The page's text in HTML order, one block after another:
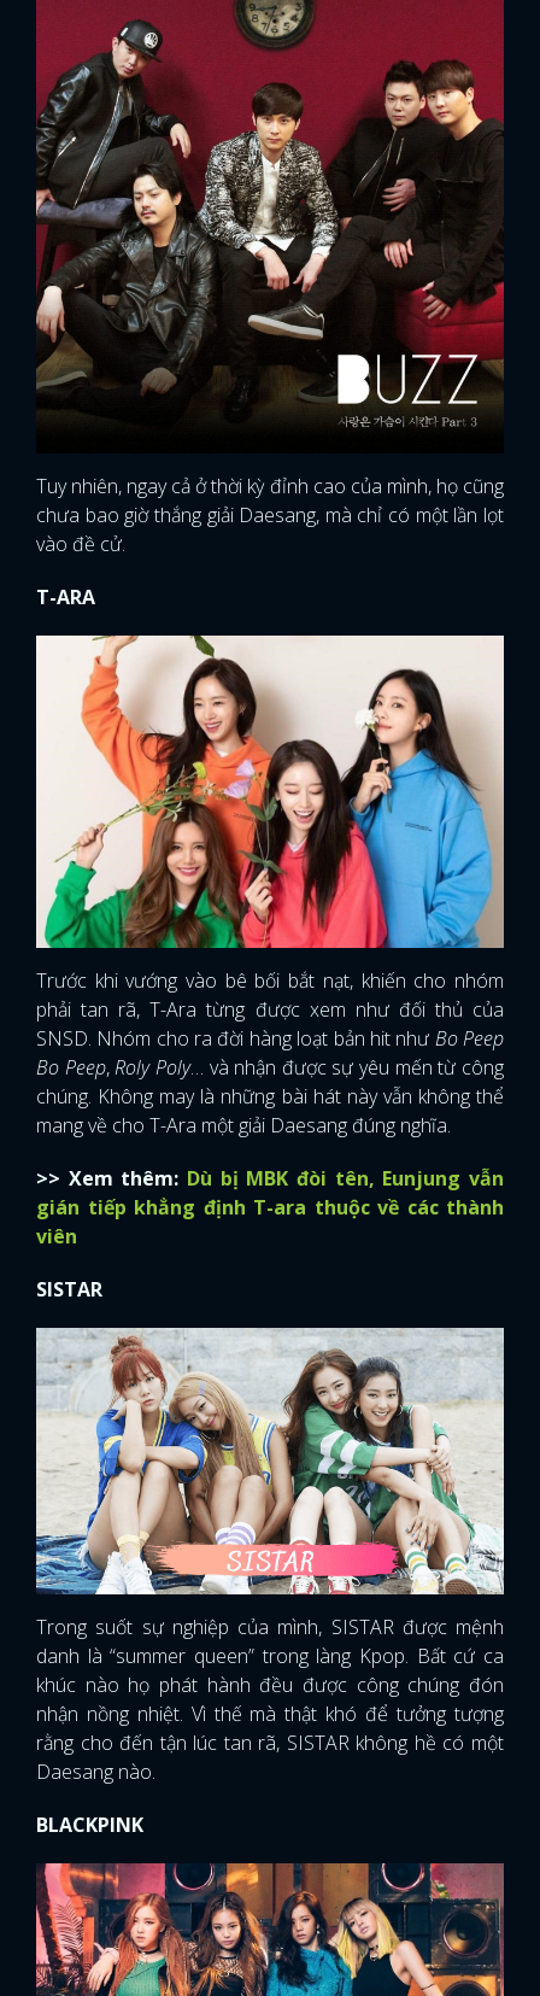
Tuy nhiên, ngay cả ở thời kỳ đỉnh cao của mình, họ cũng
chưa bao giờ thắng giải Daesang, mà chỉ có một lần lọt
vào đề cử.
T-ARA
Trước khi vướng vào bê bối bắt nạt, khiến cho nhóm
phải tan rã, T-Ara từng được xem như đối thủ của
SNSD. Nhóm cho ra đời hàng loạt bản hit như Bo Peep
Bo Peep,Roly Poly… và nhận được sự yêu mến từ công
chúng. Không may là những bài hát này vẫn không thể
mang về cho T-Ara một giải Daesang đúng nghĩa.
>> Xem thêm: Dù bị MBK đòi tên, Eunjung vẫn
gián tiếp khẳng định T-ara thuộc về các thành
viên
SISTAR
Trong suốt sự nghiệp của mình, SISTAR được mệnh
danh là “summer queen” trong làng Kpop. Bất cứ ca
khúc nào họ phát hành đều được công chúng đón
nhận nồng nhiệt. Vì thế mà thật khó để tưởng tượng
rằng cho đến tận lúc tan rã, SISTAR không hề có một
Daesang nào.
BLACKPINK